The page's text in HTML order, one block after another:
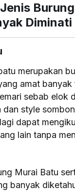
Diminati
merupakan
amat banyak
sebab elok
dan style
dapat
lain tanpa
Murai Batu
banyak